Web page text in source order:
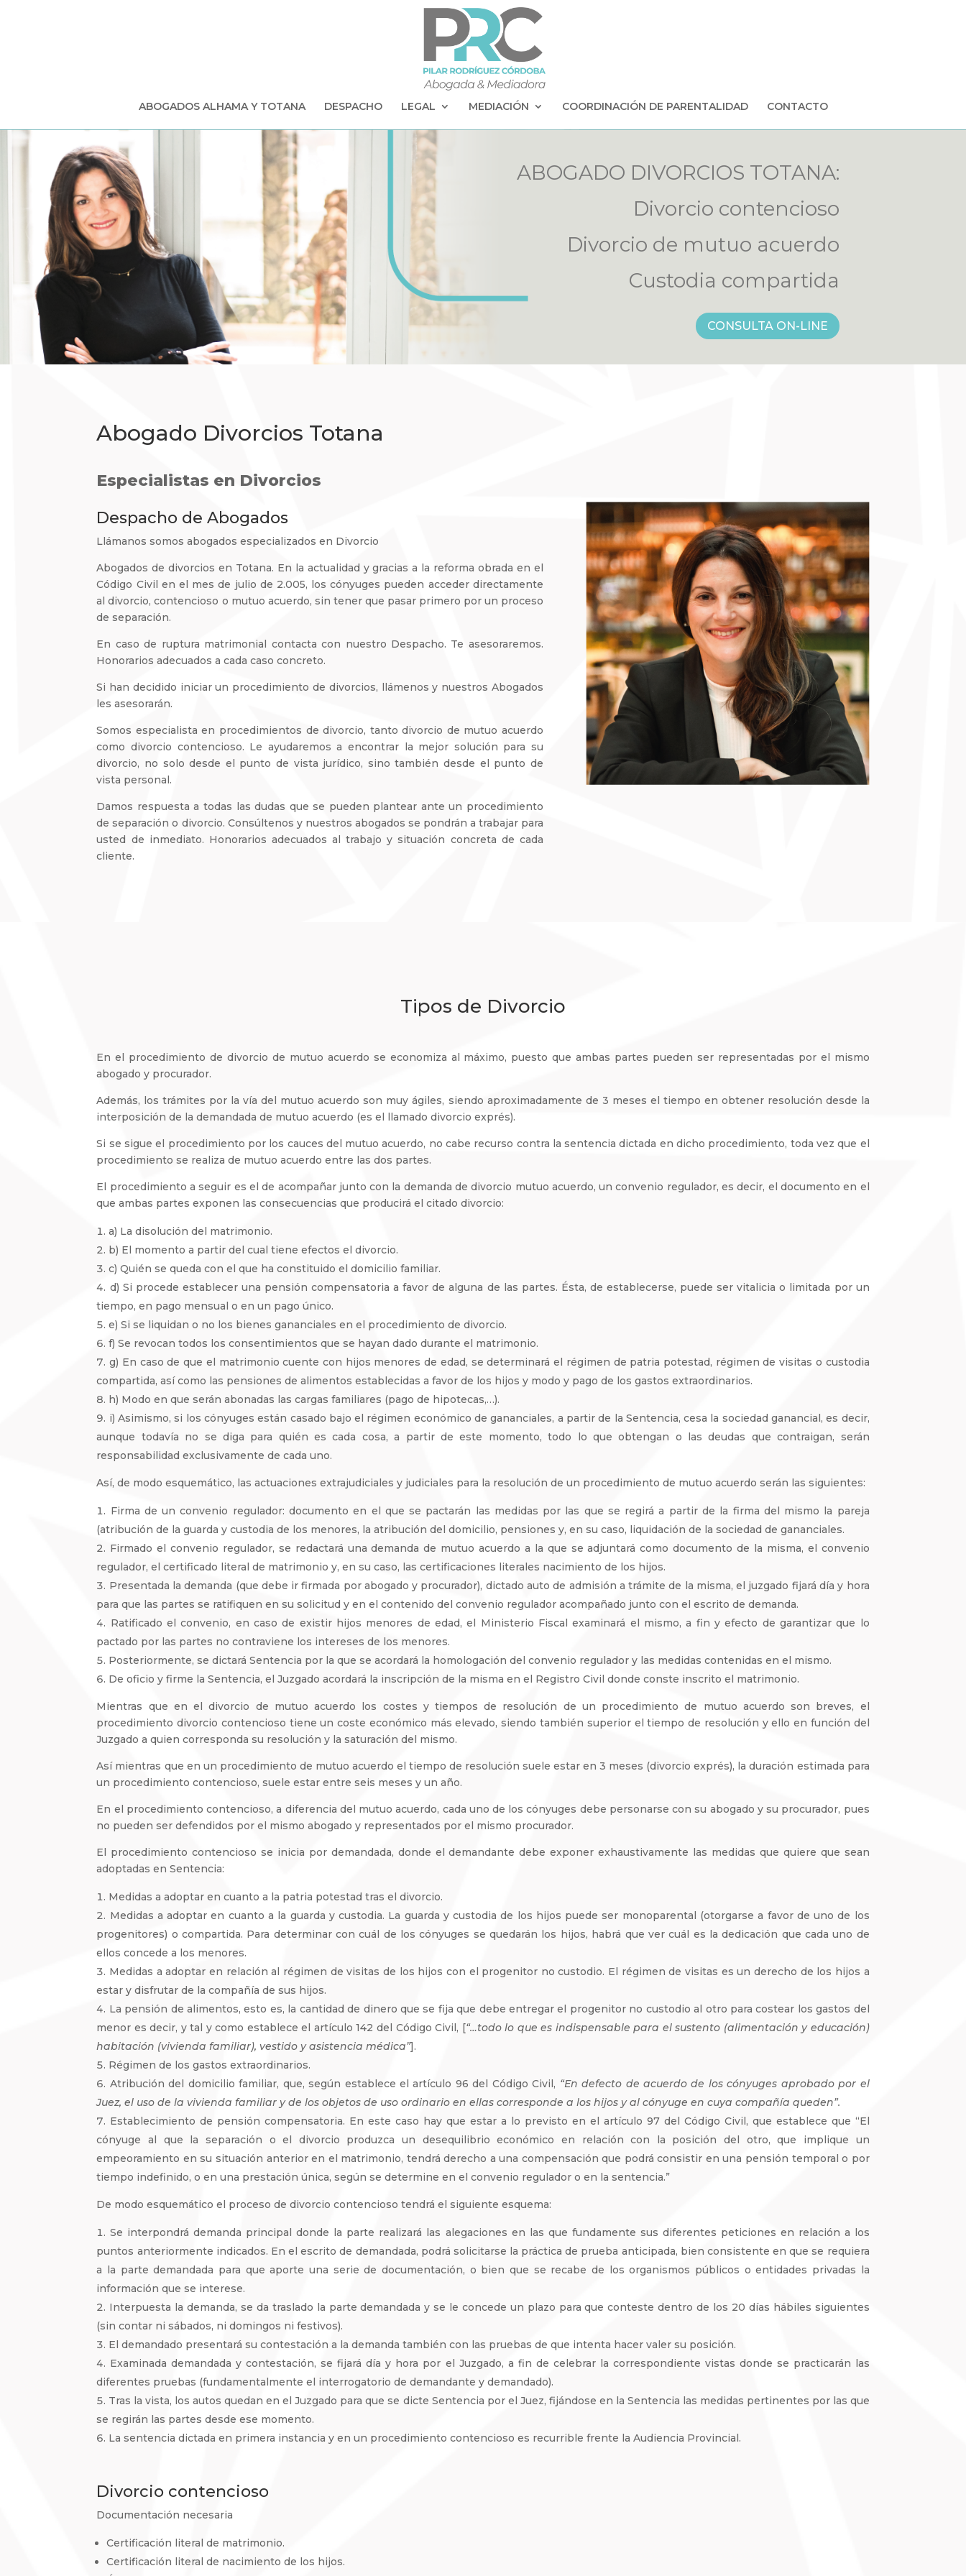
ABOGADOS ALHAMA Y TOTANA DESPACHO LEGAL MEDIACIÓN COORDINACIÓN DE PARENTALIDAD CONTACTO
ABOGADO DIVORCIOS TOTANA:
Divorcio contencioso
Divorcio de mutuo acuerdo
Custodia compartida
CONSULTA ON-LINE
Abogado Divorcios Totana
Especialistas en Divorcios
Despacho de Abogados
Llámanos somos abogados especializados en Divorcio
Abogados de divorcios en Totana. En la actualidad y gracias a la reforma obrada en el
Código Civil en el mes de julio de 2.005, los cónyuges pueden acceder directamente
al divorcio, contencioso o mutuo acuerdo, sin tener que pasar primero por un proceso
de separación.
En caso de ruptura matrimonial contacta con nuestro Despacho. Te asesoraremos.
Honorarios adecuados a cada caso concreto.
Si han decidido iniciar un procedimiento de divorcios, llámenos y nuestros Abogados
les asesorarán.
Somos especialista en procedimientos de divorcio, tanto divorcio de mutuo acuerdo
como divorcio contencioso. Le ayudaremos a encontrar la mejor solución para su
divorcio, no solo desde el punto de vista jurídico, sino también desde el punto de
vista personal.
Damos respuesta a todas las dudas que se pueden plantear ante un procedimiento
de separación o divorcio. Consúltenos y nuestros abogados se pondrán a trabajar para
usted de inmediato. Honorarios adecuados al trabajo y situación concreta de cada
cliente.
Tipos de Divorcio
En el procedimiento de divorcio de mutuo acuerdo se economiza al máximo, puesto que ambas partes pueden ser representadas por el mismo
abogado y procurador.
Además, los trámites por la vía del mutuo acuerdo son muy ágiles, siendo aproximadamente de 3 meses el tiempo en obtener resolución desde la
interposición de la demandada de mutuo acuerdo (es el llamado divorcio exprés).
Si se sigue el procedimiento por los cauces del mutuo acuerdo, no cabe recurso contra la sentencia dictada en dicho procedimiento, toda vez que el
procedimiento se realiza de mutuo acuerdo entre las dos partes.
El procedimiento a seguir es el de acompañar junto con la demanda de divorcio mutuo acuerdo, un convenio regulador, es decir, el documento en el
que ambas partes exponen las consecuencias que producirá el citado divorcio:
a) La disolución del matrimonio.
b) El momento a partir del cual tiene efectos el divorcio.
c) Quién se queda con el que ha constituido el domicilio familiar.
d) Si procede establecer una pensión compensatoria a favor de alguna de las partes. Ésta, de establecerse, puede ser vitalicia o limitada por un
tiempo, en pago mensual o en un pago único.
e) Si se liquidan o no los bienes gananciales en el procedimiento de divorcio.
f) Se revocan todos los consentimientos que se hayan dado durante el matrimonio.
g) En caso de que el matrimonio cuente con hijos menores de edad, se determinará el régimen de patria potestad, régimen de visitas o custodia
compartida, así como las pensiones de alimentos establecidas a favor de los hijos y modo y pago de los gastos extraordinarios.
h) Modo en que serán abonadas las cargas familiares (pago de hipotecas,…).
i) Asimismo, si los cónyuges están casado bajo el régimen económico de gananciales, a partir de la Sentencia, cesa la sociedad ganancial, es decir,
aunque todavía no se diga para quién es cada cosa, a partir de este momento, todo lo que obtengan o las deudas que contraigan, serán
responsabilidad exclusivamente de cada uno.
Así, de modo esquemático, las actuaciones extrajudiciales y judiciales para la resolución de un procedimiento de mutuo acuerdo serán las siguientes:
Firma de un convenio regulador: documento en el que se pactarán las medidas por las que se regirá a partir de la firma del mismo la pareja
(atribución de la guarda y custodia de los menores, la atribución del domicilio, pensiones y, en su caso, liquidación de la sociedad de gananciales.
Firmado el convenio regulador, se redactará una demanda de mutuo acuerdo a la que se adjuntará como documento de la misma, el convenio
regulador, el certificado literal de matrimonio y, en su caso, las certificaciones literales nacimiento de los hijos.
Presentada la demanda (que debe ir firmada por abogado y procurador), dictado auto de admisión a trámite de la misma, el juzgado fijará día y hora
para que las partes se ratifiquen en su solicitud y en el contenido del convenio regulador acompañado junto con el escrito de demanda.
Ratificado el convenio, en caso de existir hijos menores de edad, el Ministerio Fiscal examinará el mismo, a fin y efecto de garantizar que lo
pactado por las partes no contraviene los intereses de los menores.
Posteriormente, se dictará Sentencia por la que se acordará la homologación del convenio regulador y las medidas contenidas en el mismo.
De oficio y firme la Sentencia, el Juzgado acordará la inscripción de la misma en el Registro Civil donde conste inscrito el matrimonio.
Mientras que en el divorcio de mutuo acuerdo los costes y tiempos de resolución de un procedimiento de mutuo acuerdo son breves, el
procedimiento divorcio contencioso tiene un coste económico más elevado, siendo también superior el tiempo de resolución y ello en función del
Juzgado a quien corresponda su resolución y la saturación del mismo.
Así mientras que en un procedimiento de mutuo acuerdo el tiempo de resolución suele estar en 3 meses (divorcio exprés), la duración estimada para
un procedimiento contencioso, suele estar entre seis meses y un año.
En el procedimiento contencioso, a diferencia del mutuo acuerdo, cada uno de los cónyuges debe personarse con su abogado y su procurador, pues
no pueden ser defendidos por el mismo abogado y representados por el mismo procurador.
El procedimiento contencioso se inicia por demandada, donde el demandante debe exponer exhaustivamente las medidas que quiere que sean
adoptadas en Sentencia:
Medidas a adoptar en cuanto a la patria potestad tras el divorcio.
Medidas a adoptar en cuanto a la guarda y custodia. La guarda y custodia de los hijos puede ser monoparental (otorgarse a favor de uno de los
progenitores) o compartida. Para determinar con cuál de los cónyuges se quedarán los hijos, habrá que ver cuál es la dedicación que cada uno de
ellos concede a los menores.
Medidas a adoptar en relación al régimen de visitas de los hijos con el progenitor no custodio. El régimen de visitas es un derecho de los hijos a
estar y disfrutar de la compañía de sus hijos.
La pensión de alimentos, esto es, la cantidad de dinero que se fija que debe entregar el progenitor no custodio al otro para costear los gastos del
menor es decir, y tal y como establece el artículo 142 del Código Civil, [“…todo lo que es indispensable para el sustento (alimentación y educación)
habitación (vivienda familiar), vestido y asistencia médica”].
Régimen de los gastos extraordinarios.
Atribución del domicilio familiar, que, según establece el artículo 96 del Código Civil, “En defecto de acuerdo de los cónyuges aprobado por el
Juez, el uso de la vivienda familiar y de los objetos de uso ordinario en ellas corresponde a los hijos y al cónyuge en cuya compañía queden”.
Establecimiento de pensión compensatoria. En este caso hay que estar a lo previsto en el artículo 97 del Código Civil, que establece que “El
cónyuge al que la separación o el divorcio produzca un desequilibrio económico en relación con la posición del otro, que implique un
empeoramiento en su situación anterior en el matrimonio, tendrá derecho a una compensación que podrá consistir en una pensión temporal o por
tiempo indefinido, o en una prestación única, según se determine en el convenio regulador o en la sentencia.”
De modo esquemático el proceso de divorcio contencioso tendrá el siguiente esquema:
Se interpondrá demanda principal donde la parte realizará las alegaciones en las que fundamente sus diferentes peticiones en relación a los
puntos anteriormente indicados. En el escrito de demandada, podrá solicitarse la práctica de prueba anticipada, bien consistente en que se requiera
a la parte demandada para que aporte una serie de documentación, o bien que se recabe de los organismos públicos o entidades privadas la
información que se interese.
Interpuesta la demanda, se da traslado la parte demandada y se le concede un plazo para que conteste dentro de los 20 días hábiles siguientes
(sin contar ni sábados, ni domingos ni festivos).
El demandado presentará su contestación a la demanda también con las pruebas de que intenta hacer valer su posición.
Examinada demandada y contestación, se fijará día y hora por el Juzgado, a fin de celebrar la correspondiente vistas donde se practicarán las
diferentes pruebas (fundamentalmente el interrogatorio de demandante y demandado).
Tras la vista, los autos quedan en el Juzgado para que se dicte Sentencia por el Juez, fijándose en la Sentencia las medidas pertinentes por las que
se regirán las partes desde ese momento.
La sentencia dictada en primera instancia y en un procedimiento contencioso es recurrible frente la Audiencia Provincial.
Divorcio contencioso
Documentación necesaria
Certificación literal de matrimonio.
Certificación literal de nacimiento de los hijos.